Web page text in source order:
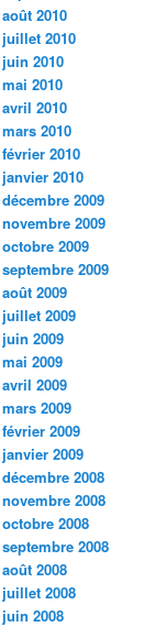
août 2010
juillet 2010
juin 2010
mai 2010
avril 2010
mars 2010
février 2010
janvier 2010
décembre 2009
novembre 2009
octobre 2009
septembre 2009
août 2009
juillet 2009
juin 2009
mai 2009
avril 2009
mars 2009
février 2009
janvier 2009
décembre 2008
novembre 2008
octobre 2008
septembre 2008
août 2008
juillet 2008
juin 2008